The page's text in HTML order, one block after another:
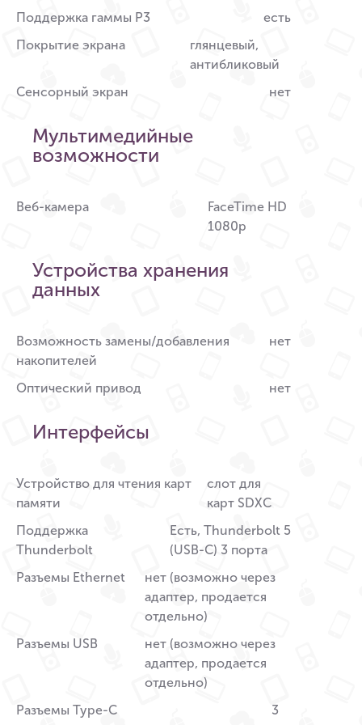
Поддержка гаммы P3
есть
Покрытие экрана
глянцевый,
антибликовый
Сенсорный экран
нет
Мультимедийные
возможности
Веб-камера
FaceTime HD
1080p
Устройства хранения
данных
Возможность замены/добавления
накопителей
нет
Оптический привод нет
Интерфейсы
Устройство для чтения карт
памяти
слот для
карт SDXC
Поддержка
Thunderbolt
Есть, Thunderbolt 5
(USB-C) 3 порта
Разъемы Ethernet
нет (возможно через
адаптер, продается
отдельно)
Разъемы USB
нет (возможно через
адаптер, продается
отдельно)
Разъемы Type-C
3